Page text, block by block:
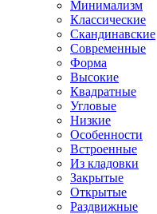
Минимализм
Классические
Скандинавские
Современные
Форма
Высокие
Квадратные
Угловые
Низкие
Особенности
Встроенные
Из кладовки
Закрытые
Открытые
Раздвижные